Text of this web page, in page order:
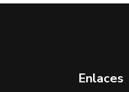
Enlaces